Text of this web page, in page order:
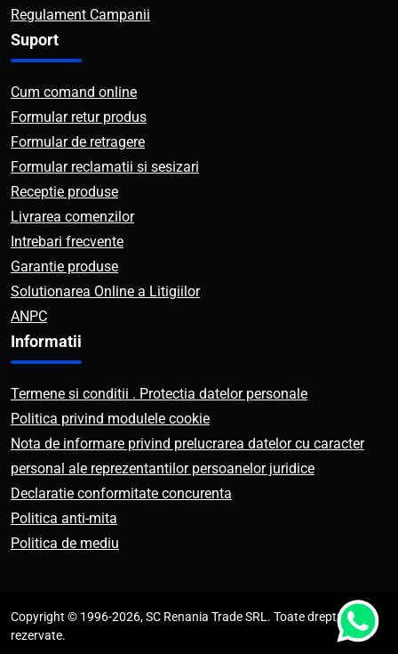
Regulament Campanii
Suport
Cum comand online
Formular retur produs
Formular de retragere
Formular reclamatii si sesizari
Receptie produse
Livrarea comenzilor
Intrebari frecvente
Garantie produse
Solutionarea Online a Litigiilor
ANPC
Informatii
Termene si conditii . Protectia datelor personale
Politica privind modulele cookie
Nota de informare privind prelucrarea datelor cu caracter
personal ale reprezentantilor persoanelor juridice
Declaratie conformitate concurenta
Politica anti-mita
Politica de mediu
Copyright © 1996-2026, SC Renania Trade SRL. Toate drepturile
rezervate.